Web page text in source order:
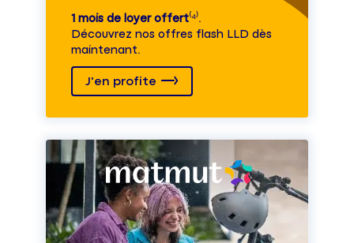
1 mois de loyer offert⁽⁴⁾.
Découvrez nos offres flash LLD dès
maintenant.
J'en profite